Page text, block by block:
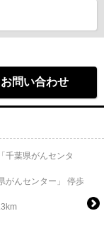
お問い合わせ
千葉県がんセンタ
がんセンター」 停歩